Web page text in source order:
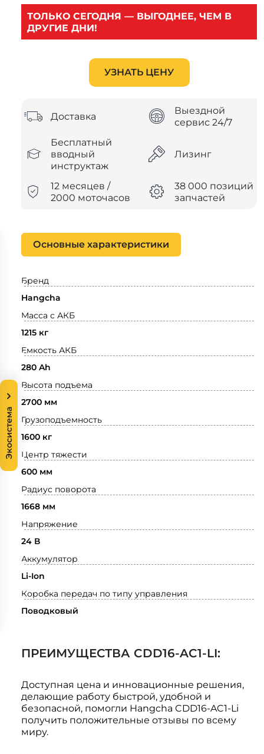
ТОЛЬКО СЕГОДНЯ — ВЫГОДНЕЕ, ЧЕМ В
ДРУГИЕ ДНИ!
УЗНАТЬ ЦЕНУ
Доставка
Выездной
сервис 24/7
Бесплатный
вводный
инструктаж
Лизинг
12 месяцев /
2000 моточасов
38 000 позиций
запчастей
Основные характеристики
Бренд
Hangcha
Масса с АКБ
1215 кг
Емкость АКБ
280 Ah
Высота подъема
2700 мм
Грузоподъемность
1600 кг
Центр тяжести
600 мм
Радиус поворота
1668 мм
Напряжение
24 В
Аккумулятор
Li-Ion
Коробка передач по типу управления
Поводковый
ПРЕИМУЩЕСТВА CDD16-AC1-LI:
Доступная цена и инновационные решения,
делающие работу быстрой, удобной и
безопасной, помогли Hangcha CDD16-AC1-Li
получить положительные отзывы по всему
миру.
Экосистема